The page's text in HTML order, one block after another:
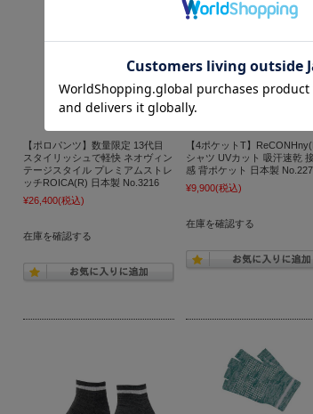
【ポロパンツ】数量限定 13代目
スタイリッシュで軽快 ネオヴィン
テージスタイル プレミアムストレ
ッチROICA(R) 日本製 No.3216
¥26,400(税込)
在庫を確認する
【4ポケットT】
シャツ UVカット 吸汗速乾
感 背ポケット 日本製
¥9,900(税込)
在庫を確認する